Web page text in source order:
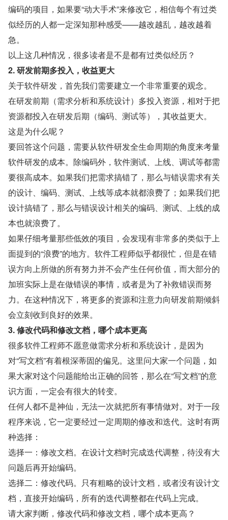
编码的项目，如果要“动大手术”来修改它，相信每个有过类
似经历的人都一定深知那种感受——越改越乱，越改越着
急。
以上这几种情况，很多读者是不是都有过类似经历？
2. 研发前期多投入，收益更大
关于软件研发，首先我们需要建立一个非常重要的观念。
在研发前期（需求分析和系统设计）多投入资源，相对于把
资源都投入在研发后期（编码、测试等），其收益更大。
这是为什么呢？
要回答这个问题，需要从软件研发全生命周期的角度来考量
软件研发的成本。除编码外，软件测试、上线、调试等都需
要很高成本。如果我们把需求搞错了，那么与错误需求有关
的设计、编码、测试、上线等成本就都浪费了；如果我们把
设计搞错了，那么与错误设计相关的编码、测试、上线的成
本也就浪费了。
如果仔细考量那些低效的项目，会发现有非常多的类似于上
面提到的“浪费”的地方。软件工程师似乎都很忙，但是在错
误方向上所做的所有努力并不会产生任何价值，而大部分的
加班实际上是在做错误的事情，或者是为了补救错误而努
力。在这种情况下，将更多的资源和注意力向研发前期倾斜
会立刻收到良好的效果。
3. 修改代码和修改文档，哪个成本更高
很多软件工程师不愿意做需求分析和系统设计，是因为
对“写文档”有着根深蒂固的偏见。这里问大家一个问题，如
果大家对这个问题能给出正确的回答，那么在“写文档”的意
识方面，一定会有很大的转变。
任何人都不是神仙，无法一次就把所有事情做对。对于一段
程序来说，它一定要经过一定周期的修改和迭代。这时有两
种选择：
选择一：修改文档。在设计文档时完成迭代调整，待没有大
问题后再开始编码。
选择二：修改代码。只有粗略的设计文档，或者没有设计文
档，直接开始编码，所有的迭代调整都在代码上完成。
请大家判断，修改代码和修改文档，哪个成本更高？